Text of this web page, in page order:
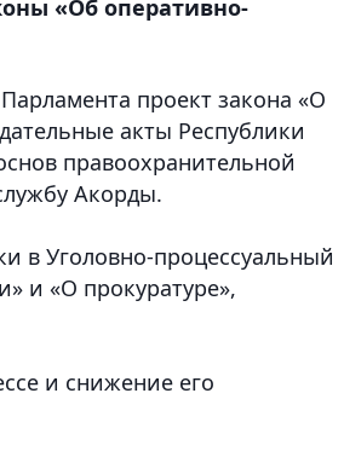
«Об оперативно-
проект закона «О
акты Республики
правоохранительной
Акорды.
в Уголовно-процессуальный
и «О прокуратуре»,
и снижение его